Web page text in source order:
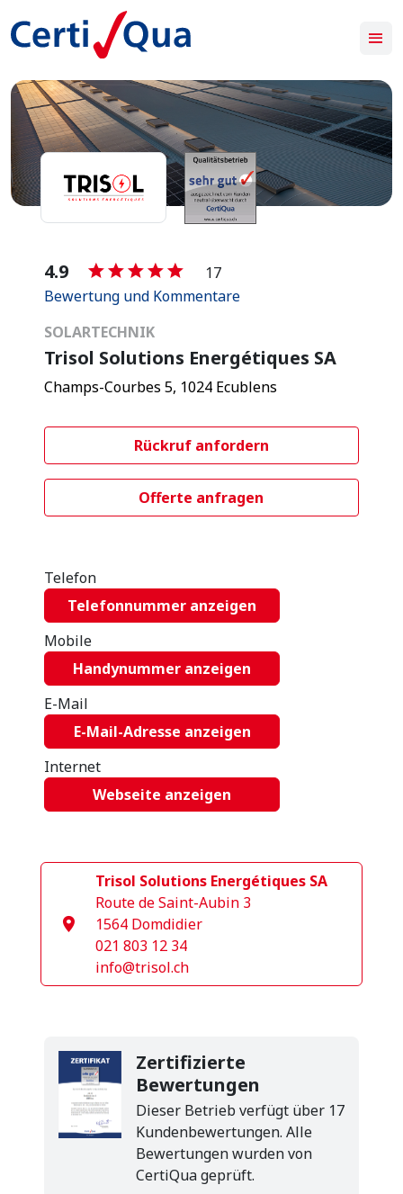
-
4.9
17
Bewertung und Kommentare
SOLARTECHNIK
Trisol Solutions Energétiques SA
Champs-Courbes 5, 1024 Ecublens
Rückruf anfordern
Offerte anfragen
Telefon
Telefonnummer anzeigen
Mobile
Handynummer anzeigen
E-Mail
E-Mail-Adresse anzeigen
Internet
Webseite anzeigen
Trisol Solutions Energétiques SA
Route de Saint-Aubin 3
1564 Domdidier
021 803 12 34
info@trisol.ch
Zertifizierte
Bewertungen
Dieser Betrieb verfügt über 17
Kundenbewertungen. Alle
Bewertungen wurden von
CertiQua geprüft.